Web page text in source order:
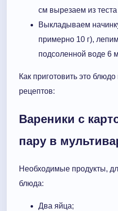
см вырезаем из теста
Выкладываем
примерно 10 г),
подсоленной воде 6
Как приготовить это
рецептов:
Вареники с
пару в
Необходимые продукты,
блюда:
Два яйца;